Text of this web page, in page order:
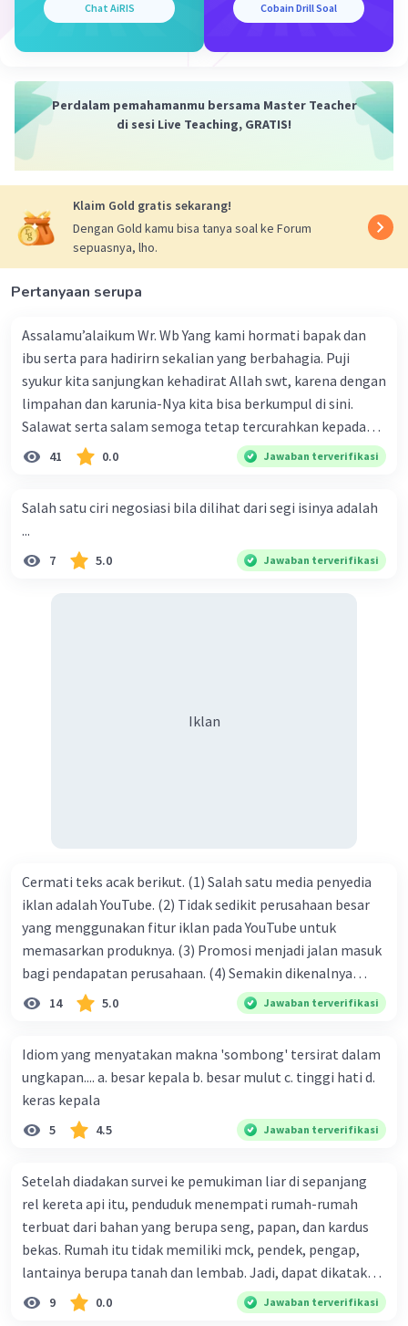
Chat AiRIS Cobain Drill Soal
Perdalam pemahamanmu bersama Master Teacher
di sesi Live Teaching, GRATIS!
Klaim Gold gratis sekarang!
Dengan Gold kamu bisa tanya soal ke Forum
sepuasnya, lho.
Pertanyaan serupa
Assalamu’alaikum Wr. Wb Yang kami hormati bapak dan
ibu serta para hadirirn sekalian yang berbahagia. Puji
syukur kita sanjungkan kehadirat Allah swt, karena dengan
limpahan dan karunia-Nya kita bisa berkumpul di sini.
Salawat serta salam semoga tetap tercurahkan kepada
junjungan Nabi besar Muhammad saw, karena beliau
menyiarkan agama yang haq, yakni agama islam, agama
ke dalam umat-Nya yang diberkahi. Amin ya rabbal alamin.
Hadirin sekalian yang berbahagia! Dirasa amat penting
sekali jiwa sosial untuk diterapkan di lingkungan keluarga,
limpahan karuniaNya kita bisa berkumpul di sini. Kalimat
41 0.0 Jawaban terverifikasi
Salah satu ciri negosiasi bila dilihat dari segi isinya adalah
...
7 5.0 Jawaban terverifikasi
Iklan
Cermati teks acak berikut. (1) Salah satu media penyedia
iklan adalah YouTube. (2) Tidak sedikit perusahaan besar
yang menggunakan fitur iklan pada YouTube untuk
memasarkan produknya. (3) Promosi menjadi jalan masuk
bagi pendapatan perusahaan. (4) Semakin dikenalnya
suatu produk oleh konsumen, semakin besar pula peluang
perusahaan kepada konsumen. Urutan yang tepat agar
menjadi teks eksposisi yang padu adalah .... A. (1)-(2)-(3)-
(4)-(5) B. (2)-(1)-(3)-(4)-(5) C. (3)-(1)-(2)-(5)-(4) D. (3)-(5)-
(4)-(1)-(2) E. (5)-(1)-(3)-(4)-(2)
14 5.0 Jawaban terverifikasi
Idiom yang menyatakan makna 'sombong' tersirat dalam
ungkapan.... a. besar kepala b. besar mulut c. tinggi hati d.
keras kepala
5 4.5 Jawaban terverifikasi
Setelah diadakan survei ke pemukiman liar di sepanjang
rel kereta api itu, penduduk menempati rumah-rumah
terbuat dari bahan yang berupa seng, papan, dan kardus
bekas. Rumah itu tidak memiliki mck, pendek, pengap,
lantainya berupa tanah dan lembab. Jadi, dapat dikatakan
bahwa tempat tinggal mereka tidak layak huni dan tidak
9 0.0 Jawaban terverifikasi